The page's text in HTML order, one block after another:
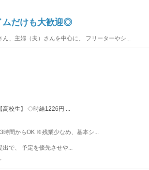
ムだけも大歓迎◎
、主婦（夫）さんを中心に、 フリーターやシ...
高校生】 ◇時給1226円 ...
間からOK ※残業少なめ、基本シ...
で、 予定を優先させや...